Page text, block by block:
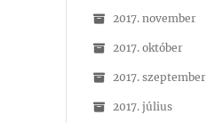
2017. november
2017. október
2017. szeptember
2017. július